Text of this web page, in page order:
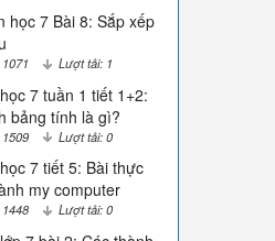
học 7 Bài 8: Sắp xếp
Lượt tải: 1
7 tuần 1 tiết 1+2:
bảng tính là gì?
Lượt tải: 0
7 tiết 5: Bài thực
my computer
Lượt tải: 0